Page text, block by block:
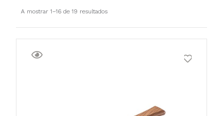
A mostrar 1–16 de 19 resultados